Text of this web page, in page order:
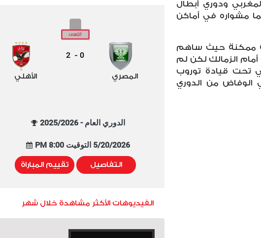
ودوري أبطال
مشواره في أماكن
ممكنة حيث ساهم
الزمالك لكن لم
تحت قيادة توروب
الوفاض من الدوري
المصري
0
-
2
الأهلي
الدوري العام - 2025/2026
5/20/2026 التوقيت 8:00 PM
التفاصيل تقييم المباراة
الفيديوهات الأكثر مشاهدة خلال شهر